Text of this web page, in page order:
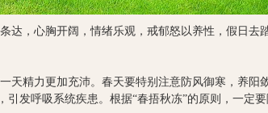
，心胸开阔，情绪乐观，戒郁怒以养性，假日去
精力更加充沛。春天要特别注意防风御寒，养阳
发呼吸系统疾患。根据“春捂秋冻”的原则，一定要